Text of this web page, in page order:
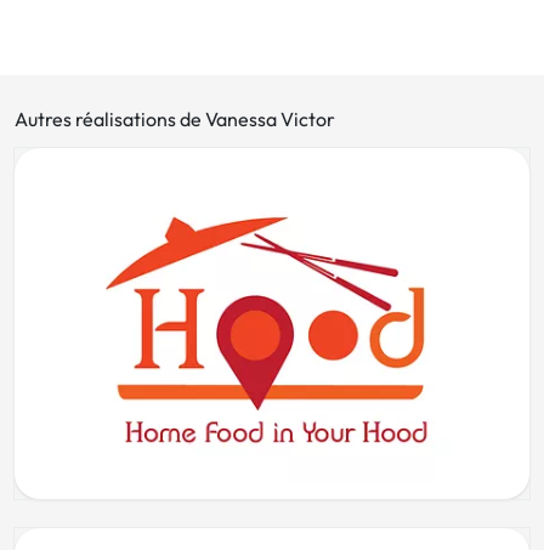
Autres réalisations de Vanessa Victor